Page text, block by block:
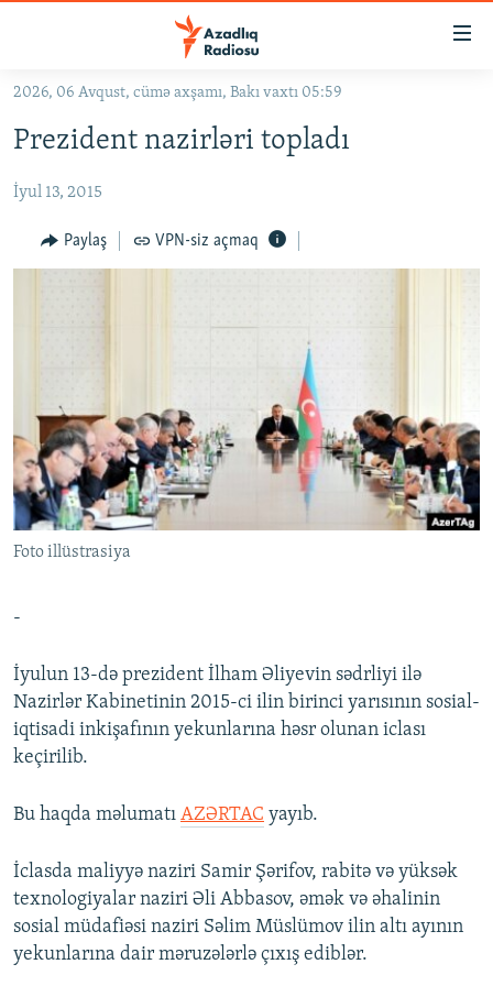
Əsas
qayıt
naviqasiyaya
Axtarışa
KORRUPSIOMETR
#ƏSLINDƏ
FƏRQƏ BAX
VIDEO
FOTOQALEREYA
İNFOQRAFIKA
KARIKATURA
RADIO ARXIV
OXU ZALI
AZƏRBAYCAN ƏDƏBIYYATI KITABXANASI
İSLAM VƏ DEMOKRATIYA
HAQQIMIZDA
MISSIYAMIZ
PEŞƏ ETIKASI VƏ JURNALISTIKA STANDARTLARIMIZ
BIZIMLƏ ƏLAQƏ
XƏBƏR BÜLLETENLƏRIMIZ
BIZI IZLƏ
2026, 06 Avqust, cümə axşamı, Bakı vaxtı 05:59
Prezident nazirləri topladı
İyul 13, 2015
Paylaş VPN-siz açmaq
Foto illüstrasiya
-
İyulun 13-də prezident İlham Əliyevin sədrliyi ilə
Nazirlər Kabinetinin 2015-ci ilin birinci yarısının sosial-
iqtisadi inkişafının yekunlarına həsr olunan iclası
keçirilib.
Bu haqda məlumatı AZƏRTAC yayıb.
İclasda maliyyə naziri Samir Şərifov, rabitə və yüksək
texnologiyalar naziri Əli Abbasov, əmək və əhalinin
sosial müdafiəsi naziri Səlim Müslümov ilin altı ayının
yekunlarına dair məruzələrlə çıxış ediblər.